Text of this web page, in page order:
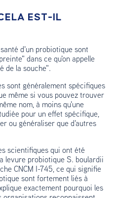
EST-IL
d'un probiotique sont
dans ce qu'on appelle
de la souche".
sont généralement spécifiques
même si vous pouvez trouver
nom, à moins qu'une
pour un effet spécifique,
ou généraliser que d'autres
scientifiques qui ont été
levure probiotique S. boulardii
CNCM I-745, ce qui signifie
sont fortement liés à
exactement pourquoi les